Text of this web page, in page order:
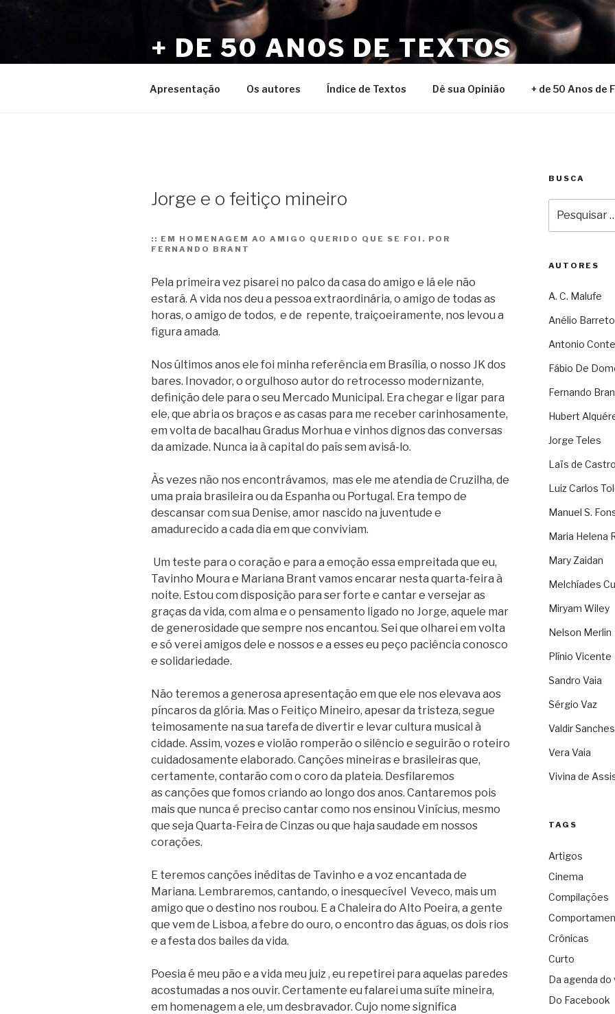
Pular
+ DE 50 ANOS DE TEXTOS
Apresentação Os autores Índice de Textos Dê sua Opinião + de 50 Anos de
Jorge e o feitiço mineiro
:: EM HOMENAGEM AO AMIGO QUERIDO QUE SE FOI. POR
FERNANDO BRANT
Pela primeira vez pisarei no palco da casa do amigo e lá ele não
estará. A vida nos deu a pessoa extraordinária, o amigo de todas as
horas, o amigo de todos, e de repente, traiçoeiramente, nos levou a
figura amada.
Nos últimos anos ele foi minha referência em Brasília, o nosso JK dos
bares. Inovador, o orgulhoso autor do retrocesso modernizante,
definição dele para o seu Mercado Municipal. Era chegar e ligar para
ele, que abria os braços e as casas para me receber carinhosamente,
em volta de bacalhau Gradus Morhua e vinhos dignos das conversas
da amizade. Nunca ia à capital do país sem avisá-lo.
Às vezes não nos encontrávamos, mas ele me atendia de Cruzilha, de
uma praia brasileira ou da Espanha ou Portugal. Era tempo de
descansar com sua Denise, amor nascido na juventude e
amadurecido a cada dia em que conviviam.
Um teste para o coração e para a emoção essa empreitada que eu,
Tavinho Moura e Mariana Brant vamos encarar nesta quarta-feira à
noite. Estou com disposição para ser forte e cantar e versejar as
graças da vida, com alma e o pensamento ligado no Jorge, aquele mar
de generosidade que sempre nos encantou. Sei que olharei em volta
e só verei amigos dele e nossos e a esses eu peço paciência conosco
e solidariedade.
Não teremos a generosa apresentação em que ele nos elevava aos
píncaros da glória. Mas o Feitiço Mineiro, apesar da tristeza, segue
teimosamente na sua tarefa de divertir e levar cultura musical à
cidade. Assim, vozes e violão romperão o silêncio e seguirão o roteiro
cuidadosamente elaborado. Canções mineiras e brasileiras que,
certamente, contarão com o coro da plateia. Desfilaremos
as canções que fomos criando ao longo dos anos. Cantaremos pois
mais que nunca é preciso cantar como nos ensinou Vinícius, mesmo
que seja Quarta-Feira de Cinzas ou que haja saudade em nossos
corações.
E teremos canções inéditas de Tavinho e a voz encantada de
Mariana. Lembraremos, cantando, o inesquecível Veveco, mais um
amigo que o destino nos roubou. E a Chaleira do Alto Poeira, a gente
que vem de Lisboa, a febre do ouro, o encontro das águas, os dois rios
e a festa dos bailes da vida.
Poesia é meu pão e a vida meu juiz , eu repetirei para aquelas paredes
acostumadasa nos ouvir. Certamente eu falarei uma suíte mineira,
em homenagem a ele, um desbravador. Cujo nome significa
BUSCA
por:
AUTORES
A. C. Malufe
Anélio Barreto
Antonio
Fábio De
Fernando
Hubert
Jorge Teles
Laïs de Castro
Luiz Carlos
Manuel S.
Maria Helena
Mary Zaidan
Melchíades
Miryam Wiley
Nelson Merlin
Plínio Vicente
Sandro Vaia
Sérgio Vaz
Valdir Sanches
Vera Vaia
Vivina de
TAGS
Artigos
Cinema
Compilações
Crônicas
Curto
Da agenda do
Do Facebook